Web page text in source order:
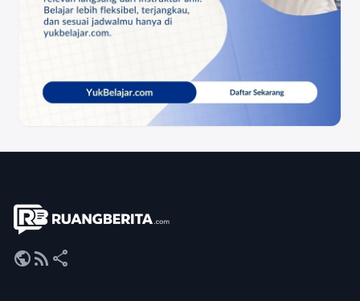
publicrss_feed share